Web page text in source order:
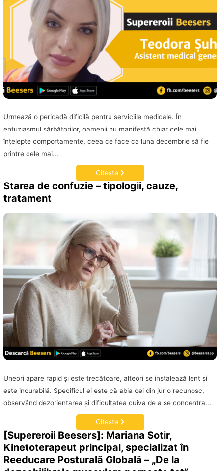
Urmează o perioadă dificilă pentru serviciile medicale. În
entuziasmul sărbătorilor, oamenii nu manifestă chiar cele mai
înţelepte comportamente, ceea ce face ca luna decembrie să fie
printre cele mai...
Citește
Starea de confuzie – tipologii, cauze,
tratament
Uneori apare rapid şi este trecătoare, alteori se instalează lent şi
este incurabilă. Specificul ei este că abia cei din jur o recunosc,
observând dezorientarea şi dificultatea cuiva de a se concentra...
Citește
[Supereroii Beesers]: Mariana Sotir,
Kinetoterapeut principal, specializat în
Reeducare Posturală Globală – „De la